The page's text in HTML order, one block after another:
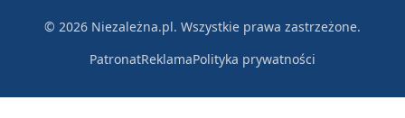
© 2026 Niezależna.pl. Wszystkie prawa zastrzeżone.
PatronatReklamaPolityka prywatności